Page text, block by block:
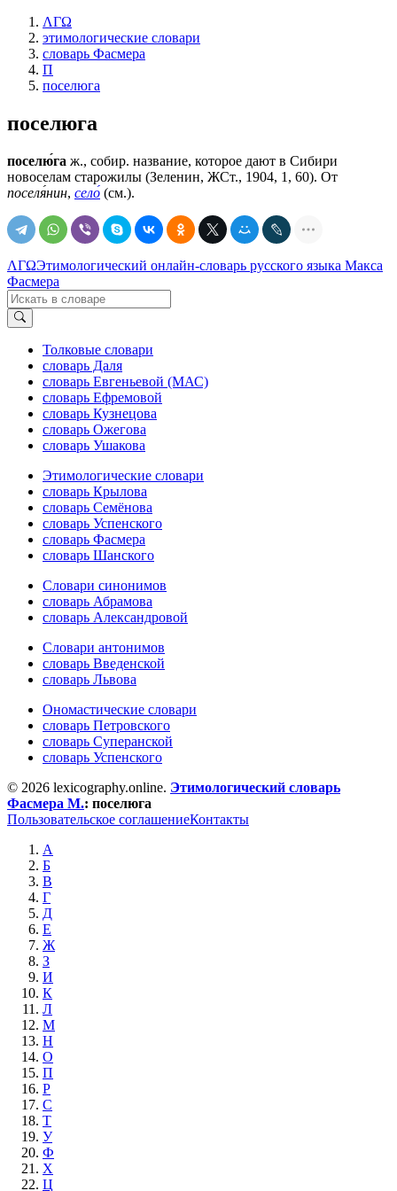
ΛΓΩ
этимологические словари
словарь Фасмера
П
поселюга
поселюга
поселю́га ж., собир. название, которое дают в Сибири
новоселам старожилы (Зеленин, ЖСт., 1904, 1, 60). От
поселя́нин, село́ (см.).
ΛΓΩЭтимологический онлайн-словарь русского языка Макса
Фасмера
Толковые словари
словарь Даля
словарь Евгеньевой (МАС)
словарь Ефремовой
словарь Кузнецова
словарь Ожегова
словарь Ушакова
Этимологические словари
словарь Крылова
словарь Семёнова
словарь Успенского
словарь Фасмера
словарь Шанского
Словари синонимов
словарь Абрамова
словарь Александровой
Словари антонимов
словарь Введенской
словарь Львова
Ономастические словари
словарь Петровского
словарь Суперанской
словарь Успенского
© 2026 lexicography.online. Этимологический словарь
Фасмера М.: поселюга
Пользовательское соглашениеКонтакты
А
Б
В
Г
Д
Е
Ж
З
И
К
Л
М
Н
О
П
Р
С
Т
У
Ф
Х
Ц